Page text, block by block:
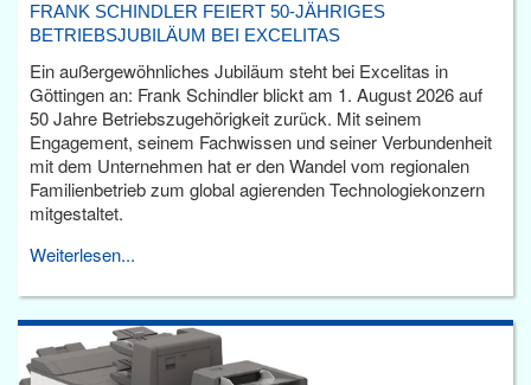
FRANK SCHINDLER FEIERT 50-JÄHRIGES
BETRIEBSJUBILÄUM BEI EXCELITAS
Ein außergewöhnliches Jubiläum steht bei Excelitas in
Göttingen an: Frank Schindler blickt am 1. August 2026 auf
50 Jahre Betriebszugehörigkeit zurück. Mit seinem
Engagement, seinem Fachwissen und seiner Verbundenheit
mit dem Unternehmen hat er den Wandel vom regionalen
Familienbetrieb zum global agierenden Technologiekonzern
mitgestaltet.
Weiterlesen...